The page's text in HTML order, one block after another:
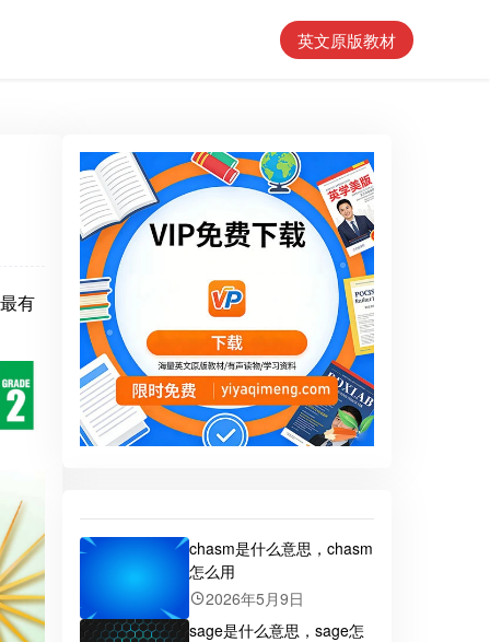
英文原版教材
有
chasm是什么意思，chasm
怎么用
2026年5月9日
sage是什么意思，sage怎